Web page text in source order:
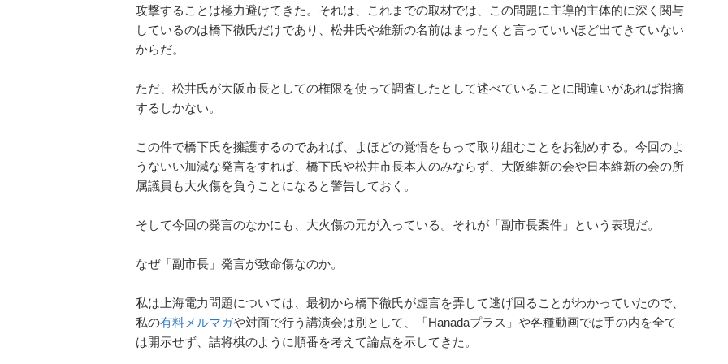
攻撃することは極力避けてきた。それは、これまでの取材では、この問題に主導的主体的に深く関与
しているのは橋下徹氏だけであり、松井氏や維新の名前はまったくと言っていいほど出てきていない
からだ。
ただ、松井氏が大阪市長としての権限を使って調査したとして述べていることに間違いがあれば指摘
するしかない。
この件で橋下氏を擁護するのであれば、よほどの覚悟をもって取り組むことをお勧めする。今回のよ
うないい加減な発言をすれば、橋下氏や松井市長本人のみならず、大阪維新の会や日本維新の会の所
属議員も大火傷を負うことになると警告しておく。
そして今回の発言のなかにも、大火傷の元が入っている。それが「副市長案件」という表現だ。
なぜ「副市長」発言が致命傷なのか。
私は上海電力問題については、最初から橋下徹氏が虚言を弄して逃げ回ることがわかっていたので、
私の有料メルマガや対面で行う講演会は別として、「Hanadaプラス」や各種動画では手の内を全て
は開示せず、詰将棋のように順番を考えて論点を示してきた。